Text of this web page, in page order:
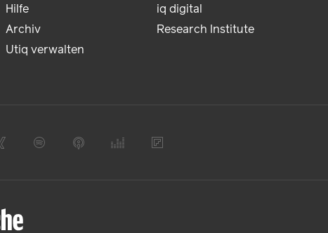
Hilfe
Archiv
Utiq verwalten
iq digital
Research Institute